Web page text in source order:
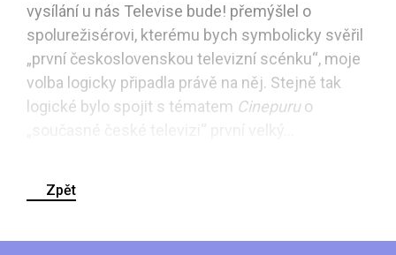
vysílání u nás Televise bude! přemýšlel o
spolurežisérovi, kterému bych symbolicky svěřil
„první československou televizní scénku“, moje
volba logicky připadla právě na něj. Stejně tak
logické bylo spojit s tématem Cinepuruo
Zpět